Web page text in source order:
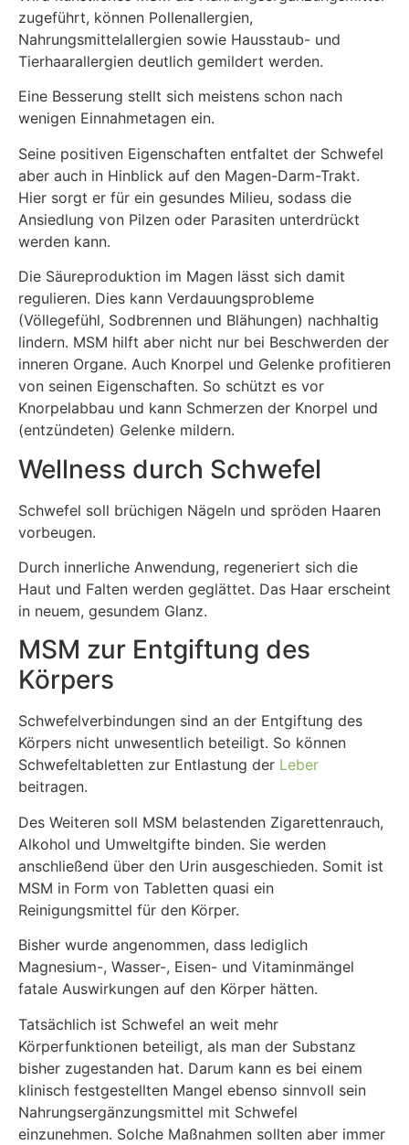
zugeführt, können Pollenallergien,
Nahrungsmittelallergien sowie Hausstaub- und
Tierhaarallergien deutlich gemildert werden.
Eine Besserung stellt sich meistens schon nach
wenigen Einnahmetagen ein.
Seine positiven Eigenschaften entfaltet der Schwefel
aber auch in Hinblick auf den Magen-Darm-Trakt.
Hier sorgt er für ein gesundes Milieu, sodass die
Ansiedlung von Pilzen oder Parasiten unterdrückt
werden kann.
Die Säureproduktion im Magen lässt sich damit
regulieren. Dies kann Verdauungsprobleme
(Völlegefühl, Sodbrennen und Blähungen) nachhaltig
lindern. MSM hilft aber nicht nur bei Beschwerden der
inneren Organe. Auch Knorpel und Gelenke profitieren
von seinen Eigenschaften. So schützt es vor
Knorpelabbau und kann Schmerzen der Knorpel und
(entzündeten) Gelenke mildern.
Wellness durch Schwefel
Schwefel soll brüchigen Nägeln und spröden Haaren
vorbeugen.
Durch innerliche Anwendung, regeneriert sich die
Haut und Falten werden geglättet. Das Haar erscheint
in neuem, gesundem Glanz.
MSM zur Entgiftung des
Körpers
Schwefelverbindungen sind an der Entgiftung des
Körpers nicht unwesentlich beteiligt. So können
Schwefeltabletten zur Entlastung der Leber
beitragen.
Des Weiteren soll MSM belastenden Zigarettenrauch,
Alkohol und Umweltgifte binden. Sie werden
anschließend über den Urin ausgeschieden. Somit ist
MSM in Form von Tabletten quasi ein
Reinigungsmittel für den Körper.
Bisher wurde angenommen, dass lediglich
Magnesium-, Wasser-, Eisen- und Vitaminmängel
fatale Auswirkungen auf den Körper hätten.
Tatsächlich ist Schwefel an weit mehr
Körperfunktionen beteiligt, als man der Substanz
bisher zugestanden hat. Darum kann es bei einem
klinisch festgestellten Mangel ebenso sinnvoll sein
Nahrungsergänzungsmittel mit Schwefel
einzunehmen. Solche Maßnahmen sollten aber immer